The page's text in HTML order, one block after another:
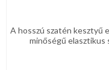
A hosszú szatén kesztyű
minőségű elasztikus